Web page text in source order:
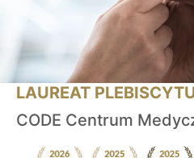
LAUREAT
CODE Centrum